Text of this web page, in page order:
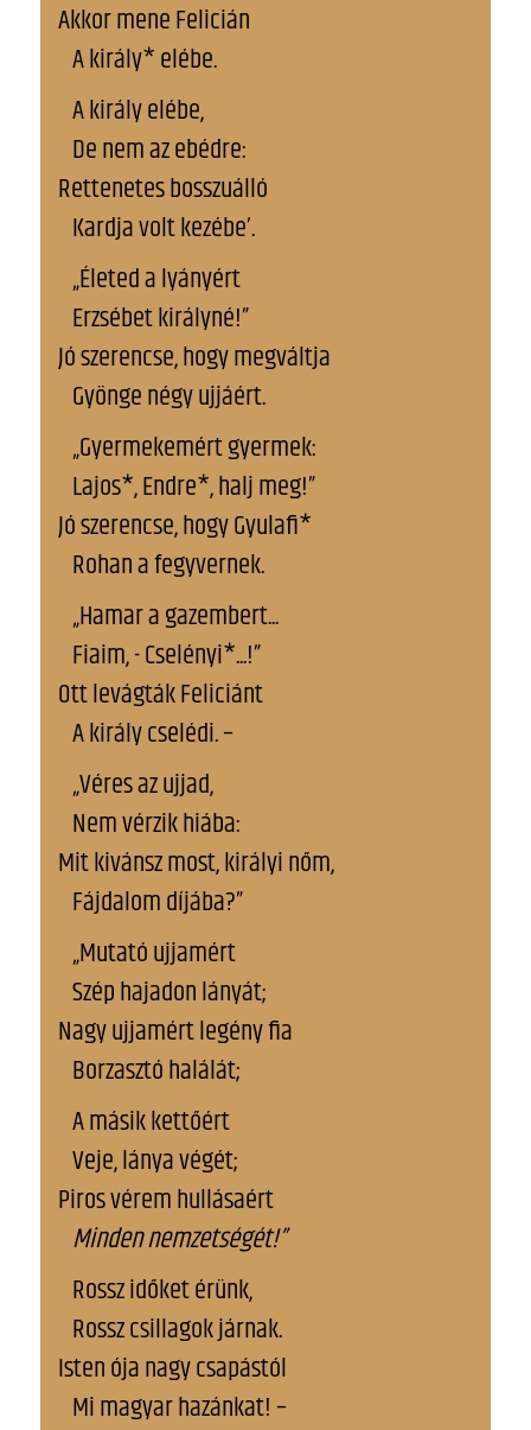
Akkor mene Felicián
A király* elébe.
A király elébe,
De nem az ebédre:
Rettenetes bosszuálló
Kardja volt kezébe’.
„Életed a lyányért
Erzsébet királyné!”
Jó szerencse, hogy megváltja
Gyönge négy ujjáért.
„Gyermekemért gyermek:
Lajos*, Endre*, halj meg!”
Jó szerencse, hogy Gyulafi*
Rohan a fegyvernek.
„Hamar a gazembert...
Fiaim, - Cselényi*...!”
Ott levágták Feliciánt
A király cselédi. –
„Véres az ujjad,
Nem vérzik hiába:
Mit kivánsz most, királyi nőm,
Fájdalom díjába?”
„Mutató ujjamért
Szép hajadon lányát;
Nagy ujjamért legény fia
Borzasztó halálát;
A másik kettőért
Veje, lánya végét;
Piros vérem hullásaért
Minden nemzetségét!”
Rossz időket érünk,
Rossz csillagok járnak.
Isten ója nagy csapástól
Mi magyar hazánkat! –